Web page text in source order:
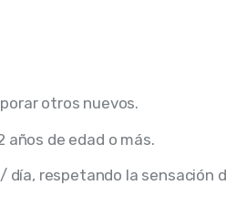
otros nuevos.
de edad o más.
respetando la sensación